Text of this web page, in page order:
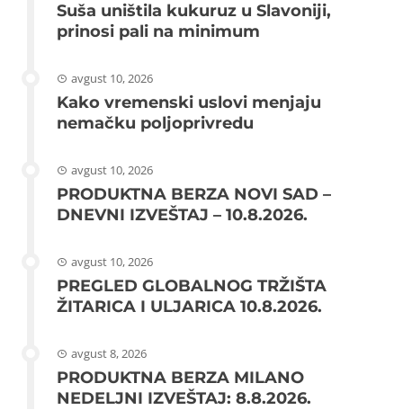
Suša uništila kukuruz u Slavoniji,
prinosi pali na minimum
avgust 10, 2026
Kako vremenski uslovi menjaju
nemačku poljoprivredu
avgust 10, 2026
PRODUKTNA BERZA NOVI SAD –
DNEVNI IZVEŠTAJ – 10.8.2026.
avgust 10, 2026
PREGLED GLOBALNOG TRŽIŠTA
ŽITARICA I ULJARICA 10.8.2026.
avgust 8, 2026
PRODUKTNA BERZA MILANO
NEDELJNI IZVEŠTAJ: 8.8.2026.